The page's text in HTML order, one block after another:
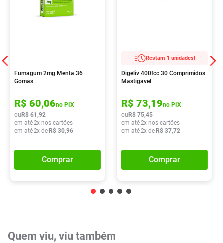
Fumagum 2mg Menta 36
Gomas
R$ 60,06no PIX
ou R$ 61 ,92
em até2x nos cartões
em até2x de R$ 30,96
Comprar
Restam 1 unidades!
Digeliv 400fcc 30 Comprimidos
Mastigavel
R$ 73,19no PIX
ou R$ 75,45
em até2x nos cartões
em até2x de R$ 37,72
Comprar
Quem viu, viu também